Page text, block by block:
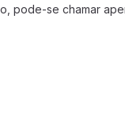
pode-se chamar